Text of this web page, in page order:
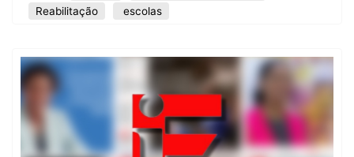
Reabilitação
escolas